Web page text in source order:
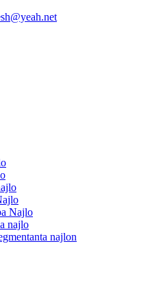
Najlo
najlo
najlon